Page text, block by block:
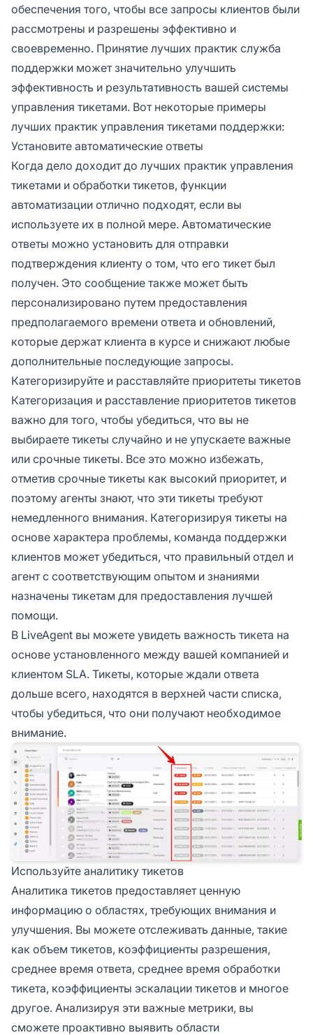
обеспечения того, чтобы все запросы клиентов были
рассмотрены и разрешены эффективно и
своевременно. Принятие лучших практик служба
поддержки может значительно улучшить
эффективность и результативность вашей системы
управления тикетами. Вот некоторые примеры
лучших практик управления тикетами поддержки:
Установите автоматические ответы
Когда дело доходит до лучших практик управления
тикетами и обработки тикетов, функции
автоматизации отлично подходят, если вы
используете их в полной мере. Автоматические
ответы можно установить для отправки
подтверждения клиенту о том, что его тикет был
получен. Это сообщение также может быть
персонализировано путем предоставления
предполагаемого времени ответа и обновлений,
которые держат клиента в курсе и снижают любые
дополнительные последующие запросы.
Категоризируйте и расставляйте приоритеты тикетов
Категоризация и расставление приоритетов тикетов
важно для того, чтобы убедиться, что вы не
выбираете тикеты случайно и не упускаете важные
или срочные тикеты. Все это можно избежать,
отметив срочные тикеты как высокий приоритет, и
поэтому агенты знают, что эти тикеты требуют
немедленного внимания. Категоризируя тикеты на
основе характера проблемы, команда поддержки
клиентов может убедиться, что правильный отдел и
агент с соответствующим опытом и знаниями
назначены тикетам для предоставления лучшей
помощи.
В LiveAgent вы можете увидеть важность тикета на
основе установленного между вашей компанией и
клиентом SLA. Тикеты, которые ждали ответа
дольше всего, находятся в верхней части списка,
чтобы убедиться, что они получают необходимое
внимание.
Используйте аналитику тикетов
Аналитика тикетов предоставляет ценную
информацию о областях, требующих внимания и
улучшения. Вы можете отслеживать данные, такие
как объем тикетов, коэффициенты разрешения,
среднее время ответа, среднее время обработки
тикета, коэффициенты эскалации тикетов и многое
другое. Анализируя эти важные метрики, вы
сможете проактивно выявить области